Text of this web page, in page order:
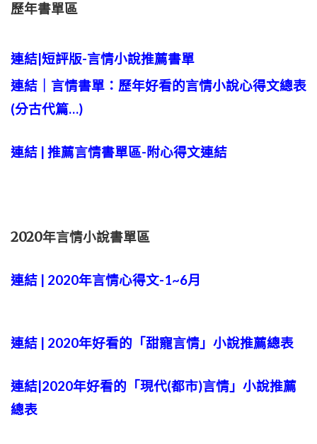
歷年書單區
連結|短評版-言情小說推薦書單
連結｜ 言情書單：歷年好看的言情小說心得文總表
(分古代篇…)
連結 | 推薦言情書單區-附心得文連結
2020年言情小說書單區
連結 | 2020年言情心得文-1~6月
連結 | 2020年好看的「甜寵言情」小說推薦總表
連結|2020年好看的「現代(都市)言情」小說推薦
總表